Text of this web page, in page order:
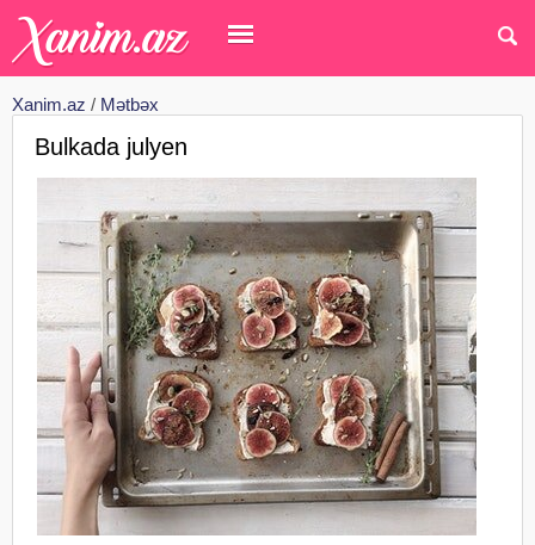
Xanim.az / Mətbəx
Bulkada julyen